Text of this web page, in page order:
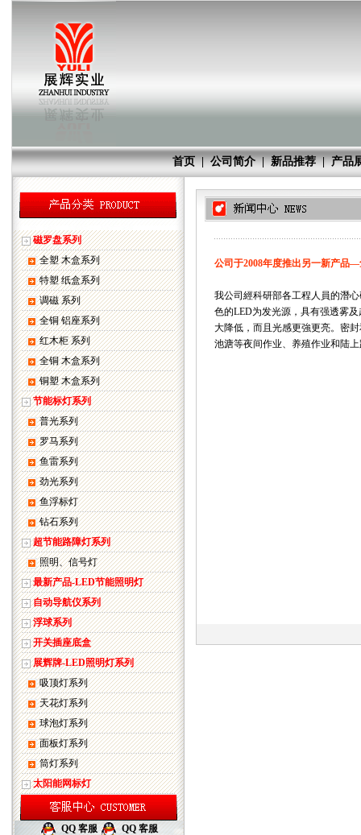
首页|公司简介|新品推荐|产品
磁罗盘系列
全塑 木盒系列
特塑 纸盒系列
调磁 系列
全铜 铝座系列
红木柜 系列
全铜 木盒系列
铜塑 木盒系列
节能标灯系列
普光系列
罗马系列
鱼雷系列
劲光系列
鱼浮标灯
钻石系列
超节能路障灯系列
照明、信号灯
最新产品-LED节能照明灯
自动导航仪系列
浮球系列
开关插座底盒
展辉牌-LED照明灯系列
吸顶灯系列
天花灯系列
球泡灯系列
面板灯系列
筒灯系列
太阳能网标灯
QQ 客服
QQ 客服
公司于2008年度推出另一新产品
我公司經科研部各工程人員的潛
色的LED为发光源，具有强透雾
大降低，而且光感更強更亮。密
池溏等夜间作业、养殖作业和陆